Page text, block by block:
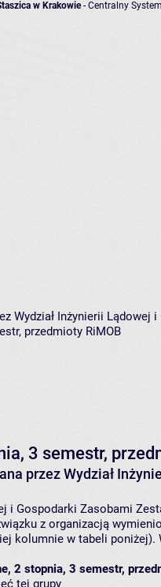
w Krakowie- Centralny
Wydział Inżynierii Lądowej
przedmioty RiMOB
3 semestr,
przez Wydział
i Gospodarki Zasobami
z organizacją
kolumnie w tabeli
2 stopnia, 3 semestr,
tej grupy